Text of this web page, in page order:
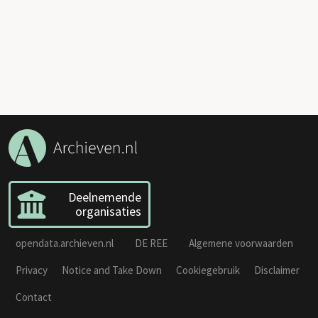
Deelnemende
organisaties
opendata.archieven.nl DE REE
Algemene voorwaarden
Privacy
Notice and Take Down Cookiegebruik
Disclaimer
Contact